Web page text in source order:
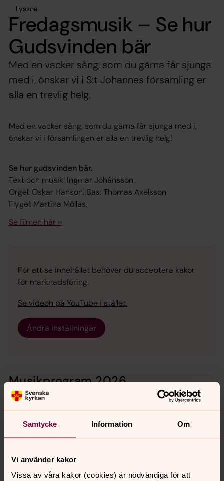
Samtycke Information Om
Vi använder kakor
Vissa av våra kakor (cookies) är nödvändiga för att
Lyssna
Fredagsmusik – Se hur
Gudsvinden bär
Med en vacker sång, som du gärna får sjunga
med i, önskar vi i S:t Johannes församling er
alla en trevlig helg.
Med en vacker sång, som du gärna får sjunga med i,
önskar vi i församlingen er alla en trevlig helg!
Se hur gudsvinden bär.
Text och musik: Ingmar Johánsson.
Orgel: Oskar Hanson. Bas: Thomas Axelsson.
Flygel: Martina Möllås.
Se filmen här ››
För att se innehållet behöver du acceptera kakor
för marknadsföring.
Se videon på YouTube i stället.
Ändra inställningar
Musikprogram 2026
Vi bjuder på ett brett utbud av musikevenemang med
hög konstnärlig kvalitet. Nedan ser ni vårt konsertutbud
Till våra verksamheter och träffpunkter är alla välkomna,
oavsett livsåskådning. Vi finns här för dig, i våra kyrkor